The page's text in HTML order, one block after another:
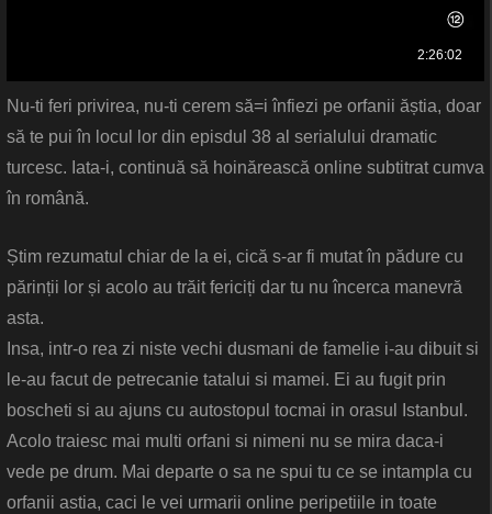
Nu-ti feri privirea, nu-ti cerem să=i înfiezi pe orfanii ăștia, doar
să te pui în locul lor din episdul 38 al serialului dramatic
turcesc. Iata-i, continuă să hoinărească online subtitrat cumva
în română.
Știm rezumatul chiar de la ei, cică s-ar fi mutat în pădure cu
părinții lor și acolo au trăit fericiți dar tu nu încerca manevră
asta.
Insa, intr-o rea zi niste vechi dusmani de famelie i-au dibuit si
le-au facut de petrecanie tatalui si mamei. Ei au fugit prin
boscheti si au ajuns cu autostopul tocmai in orasul Istanbul.
Acolo traiesc mai multi orfani si nimeni nu se mira daca-i
vede pe drum. Mai departe o sa ne spui tu ce se intampla cu
orfanii astia, caci le vei urmarii online peripetiile in toate